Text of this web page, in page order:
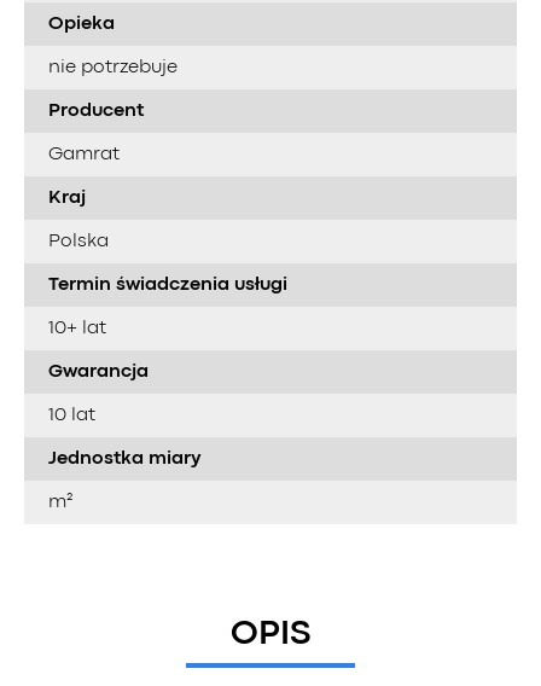
Opieka
nie potrzebuje
Producent
Gamrat
Kraj
Polska
Termin świadczenia usługi
10+ lat
Gwarancja
10 lat
Jednostka miary
m²
OPIS